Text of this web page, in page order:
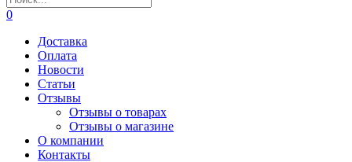
0
Доставка
Оплата
Новости
Статьи
Отзывы
Отзывы о товарах
Отзывы о магазине
О компании
Контакты